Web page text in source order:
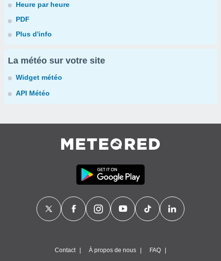
Heure par heure
PDF
Plus d'info
La météo sur votre site
Widget météo
API Météo
Contact À propos de nous FAQ